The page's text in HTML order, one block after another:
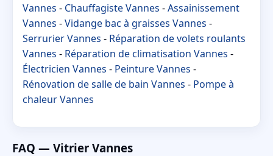
Vannes - Chauffagiste Vannes -Assainissement
Vannes -Vidange bac à graisses Vannes -
Serrurier Vannes - Réparation de volets roulants
Vannes - Réparation de climatisation Vannes -
Électricien Vannes - Peinture Vannes -
Rénovation de salle de bain Vannes - Pompe à
chaleur Vannes
FAQ — Vitrier Vannes